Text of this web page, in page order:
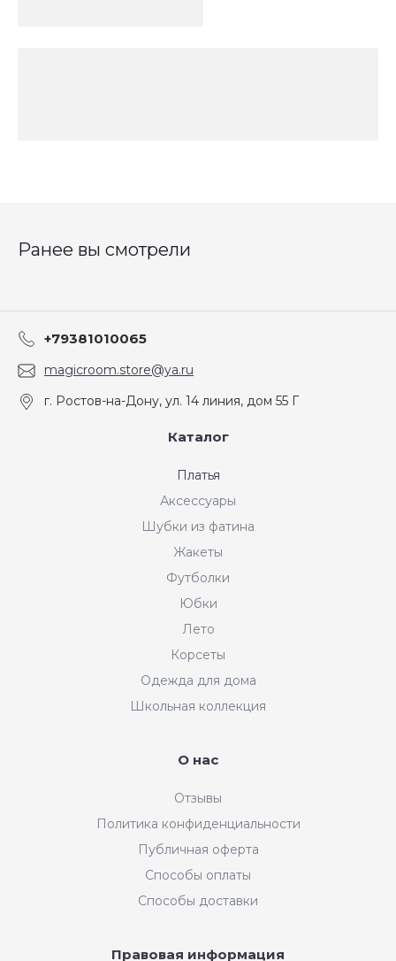
Ранее вы смотрели
+79381010065
magicroom.store@ya.ru
г. Ростов-на-Дону, ул. 14 линия, дом 55 Г
Каталог
Платья
Аксессуары
Шубки из фатина
Жакеты
Футболки
Юбки
Лето
Корсеты
Одежда для дома
Школьная коллекция
О нас
Отзывы
Политика конфиденциальности
Публичная оферта
Способы оплаты
Способы доставки
Правовая информация